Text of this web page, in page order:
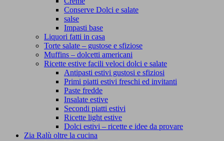
Conserve Dolci e salate
salse
Impasti base
Liquori fatti in casa
Torte salate – gustose e sfiziose
Muffins – dolcetti americani
Ricette estive facili veloci dolci e salate
Antipasti estivi gustosi e sfiziosi
Primi piatti estivi freschi ed invitanti
Paste fredde
Insalate estive
Secondi piatti estivi
Ricette light estive
Dolci estivi – ricette e idee da provare
Zia Ralù oltre la cucina